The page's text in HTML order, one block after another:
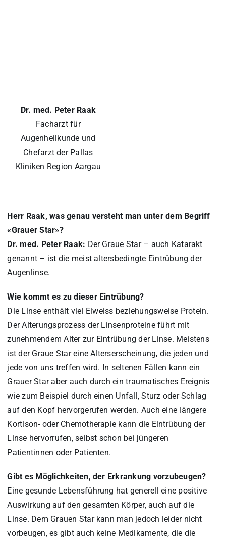
Dr. med. Peter Raak
Facharzt für
Augenheilkunde und
Chefarzt der Pallas
Kliniken Region Aargau
Herr Raak, was genau versteht man unter dem Begriff
«Grauer Star»?
Dr. med. Peter Raak: Der Graue Star – auch Katarakt
genannt – ist die meist altersbedingte Eintrübung der
Augenlinse.
Wie kommt es zu dieser Eintrübung?
Die Linse enthält viel Eiweiss beziehungsweise Protein.
Der Alterungsprozess der Linsenproteine führt mit
zunehmendem Alter zur Eintrübung der Linse. Meistens
ist der Graue Star eine Alterserscheinung, die jeden und
jede von uns treffen wird. In seltenen Fällen kann ein
Grauer Star aber auch durch ein traumatisches Ereignis
wie zum Beispiel durch einen Unfall, Sturz oder Schlag
auf den Kopf hervorgerufen werden. Auch eine längere
Kortison- oder Chemotherapie kann die Eintrübung der
Linse hervorrufen, selbst schon bei jüngeren
Patientinnen oder Patienten.
Gibt es Möglichkeiten, der Erkrankung vorzubeugen?
Eine gesunde Lebensführung hat generell eine positive
Auswirkung auf den gesamten Körper, auch auf die
Linse. Dem Grauen Star kann man jedoch leider nicht
vorbeugen, es gibt auch keine Medikamente, die die